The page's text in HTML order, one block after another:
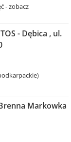
- zobacz
- Dębica , ul.
Markowka